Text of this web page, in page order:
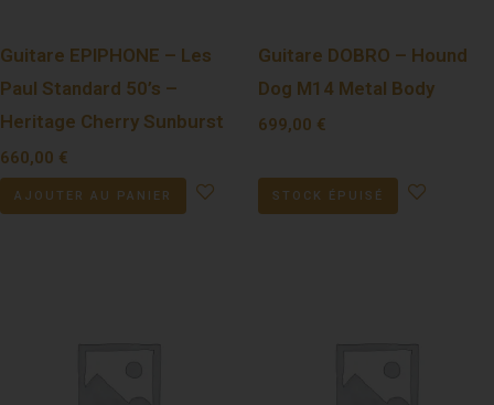
Guitare EPIPHONE – Les
Paul Standard 50’s –
Heritage Cherry Sunburst
660,00 €
AJOUTER AU PANIER
Guitare DOBRO – Hound
Dog M14 Metal Body
699,00 €
STOCK ÉPUISÉ